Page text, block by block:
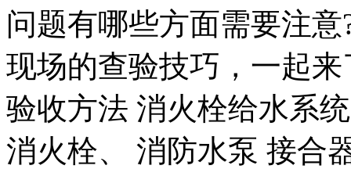
问题有哪些方面需要注
现场的查验技巧，一起
验收方法 消火栓给水系
消火栓、 消防水泵 接合